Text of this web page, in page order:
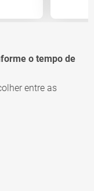
o tempo de
entre as